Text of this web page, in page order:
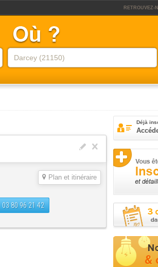
RETROUVEZ-
Plan et itinéraire
03 80 96 21 42
Déjà